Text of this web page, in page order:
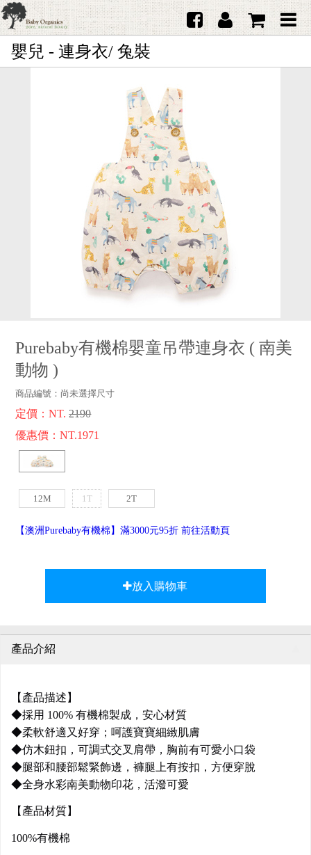
首頁
韓國Merebe寶寶配件
客服專區
嬰兒 - 連身衣/ 兔裝
Purebaby有機棉嬰童吊帶連身衣 (南美
動物 )
商品編號： 尚未選擇尺寸
定價：NT.2190
優惠價：NT.1971
12M 1T 2T
【澳洲Purebaby有機棉】滿3000元95折 前往活動頁
放入購物車
產品介紹
【產品描述】
◆採用 100% 有機棉製成，安心材質
◆柔軟舒適又好穿；呵護寶寶細緻肌膚
◆仿木鈕扣，可調式交叉肩帶，胸前有可愛小口袋
◆腿部和腰部鬆緊飾邊，褲腿上有按扣，方便穿脫
◆全身水彩南美動物印花，活潑可愛
【產品材質】
100%有機棉